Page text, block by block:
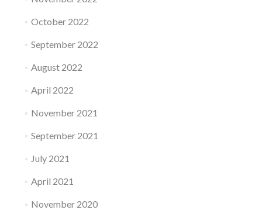
October 2022
September 2022
August 2022
April 2022
November 2021
September 2021
July 2021
April 2021
November 2020